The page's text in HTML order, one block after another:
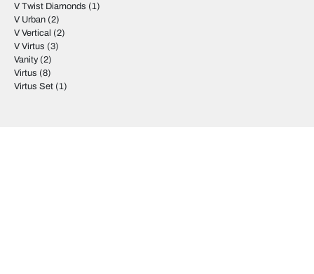
V Twist Diamonds (1)
V Urban (2)
V Vertical (2)
V Virtus (3)
Vanity(2)
Virtus (8)
Virtus Set (1)